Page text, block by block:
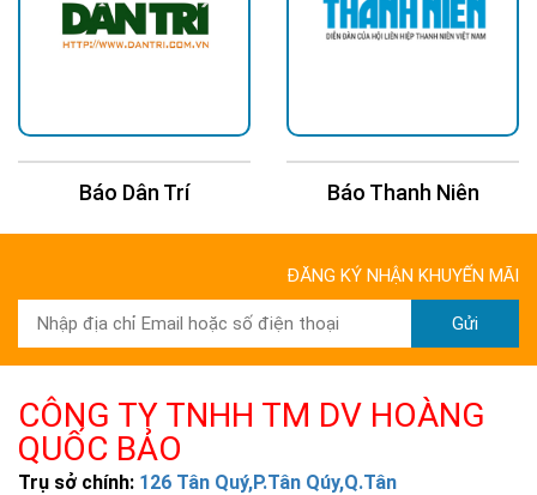
Báo Dân Trí Báo Thanh Niên
ĐĂNG KÝ NHẬN KHUYẾN MÃI
Gửi
CÔNG TY TNHH TM DV HOÀNG
QUỐC BẢO
Trụ sở chính: 126 Tân Quý,P.Tân Qúy,Q.Tân